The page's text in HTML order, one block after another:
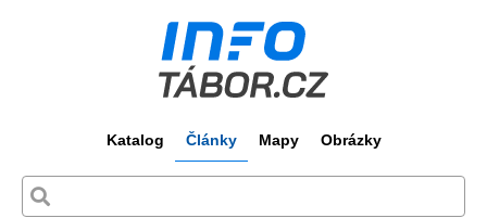
Katalog Články Mapy Obrázky